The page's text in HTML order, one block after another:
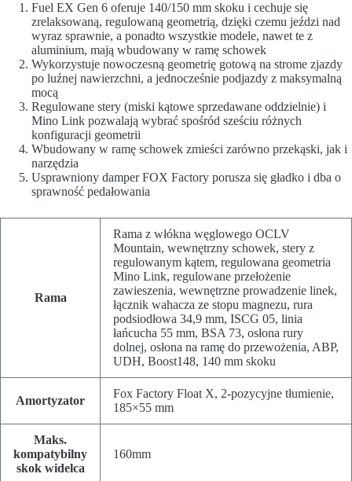
Fuel EX Gen 6 oferuje 140/150 mm skoku i cechuje się
zrelaksowaną, regulowaną geometrią, dzięki czemu jeździ nad
wyraz sprawnie, a ponadto wszystkie modele, nawet te z
aluminium, mają wbudowany w ramę schowek
Wykorzystuje nowoczesną geometrię gotową na strome zjazdy
po luźnej nawierzchni, a jednocześnie podjazdy z maksymalną
mocą
Regulowane stery (miski kątowe sprzedawane oddzielnie) i
Mino Link pozwalają wybrać spośród sześciu różnych
konfiguracji geometrii
Wbudowany w ramę schowek zmieści zarówno przekąski, jak i
narzędzia
Usprawniony damper FOX Factory porusza się gładko i dba o
sprawność pedałowania
Rama
Rama z włókna węglowego OCLV
Mountain, wewnętrzny schowek, stery z
regulowanym kątem, regulowana geometria
Mino Link, regulowane przełożenie
zawieszenia, wewnętrzne prowadzenie linek,
łącznik wahacza ze stopu magnezu, rura
podsiodłowa 34,9 mm, ISCG 05, linia
łańcucha 55 mm, BSA 73, osłona rury
dolnej, osłona na ramę do przewożenia, ABP,
UDH, Boost148, 140 mm skoku
Amortyzator
Fox Factory Float X, 2-pozycyjne tłumienie,
185×55 mm
Maks.
kompatybilny
skok widelca
160mm